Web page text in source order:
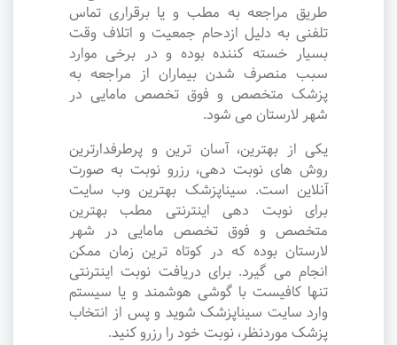
طریق مراجعه به مطب و یا برقراری تماس
تلفنی به دلیل ازدحام جمعیت و اتلاف وقت
بسیار خسته کننده بوده و در برخی موارد
سبب منصرف شدن بیماران از مراجعه به
پزشک متخصص و فوق تخصص مامایی در
شهر لارستان می شود.
یکی از بهترین، آسان ترین و پرطرفدارترین
روش های نوبت دهی، رزرو نوبت به صورت
آنلاین است. سیناپزشک بهترین وب سایت
برای نوبت دهی اینترنتی مطب بهترین
متخصص و فوق تخصص مامایی در شهر
لارستان بوده که در کوتاه ترین زمان ممکن
انجام می گیرد. برای دریافت نوبت اینترنتی
تنها کافیست با گوشی هوشمند و یا سیستم
وارد سایت سیناپزشک شوید و پس از انتخاب
پزشک موردنظر، نوبت خود را رزرو کنید.